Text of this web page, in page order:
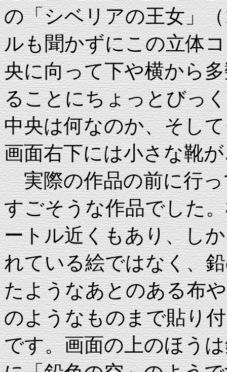
の「シベリアの王女」
ルも聞かずにこの立体
央に向って下や横から
ることにちょっとびっ
中央は何なのか、そし
画面右下には小さな靴
実際の作品の前に行っ
すごそうな作品でした
ートル近くもあり、し
れている絵ではなく、
たようなあとのある布
のようなものまで貼り
です。画面の上のほう